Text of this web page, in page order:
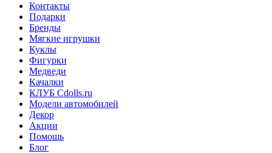
Контакты
Подарки
Бренды
Мягкие игрушки
Куклы
Фигурки
Медведи
Качалки
КЛУБ Cdolls.ru
Модели автомобилей
Декор
Акции
Помощь
Блог